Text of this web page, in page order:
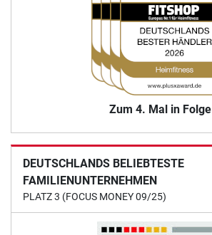
Zum 4. Mal in Folge
DEUTSCHLANDS BELIEBTESTE
FAMILIENUNTERNEHMEN
PLATZ 3 (FOCUS MONEY 09/25)